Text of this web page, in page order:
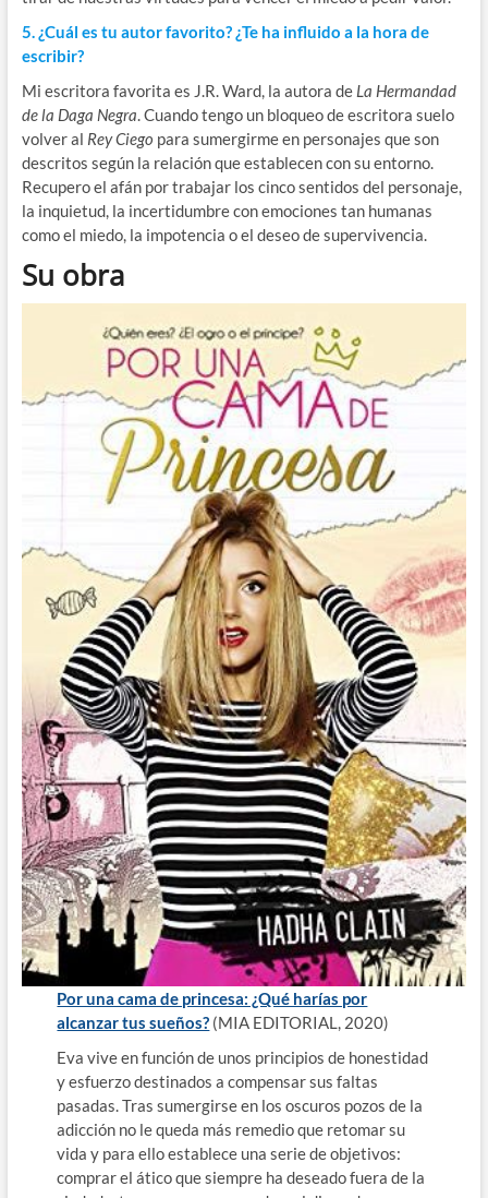
5. ¿Cuál es tu autor favorito? ¿Te ha influido a la hora de
escribir?
Mi escritora favorita es J.R. Ward, la autora de La Hermandad
de la Daga Negra. Cuando tengo un bloqueo de escritora suelo
volver al Rey Ciego para sumergirme en personajes que son
descritos según la relación que establecen con su entorno.
Recupero el afán por trabajar los cinco sentidos del personaje,
la inquietud, la incertidumbre con emociones tan humanas
como el miedo, la impotencia o el deseo de supervivencia.
Su obra
Por una cama de princesa: ¿Qué harías por
alcanzar tus sueños? (MIA EDITORIAL, 2020)
Eva vive en función de unos principios de honestidad
y esfuerzo destinados a compensar sus faltas
pasadas. Tras sumergirse en los oscuros pozos de la
adicción no le queda más remedio que retomar su
vida y para ello establece una serie de objetivos:
comprar el ático que siempre ha deseado fuera de la